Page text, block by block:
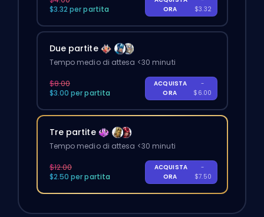
$3.32 per partita
ORA
$3.32
Due partite
Tempo medio di attesa <30 minuti
$8.00
$3.00 per partita
ACQUISTA
ORA
-
$6.00
Tre partite
Tempo medio di attesa <30 minuti
$12.00
$2.50 per partita
ACQUISTA
ORA
-
$7.50